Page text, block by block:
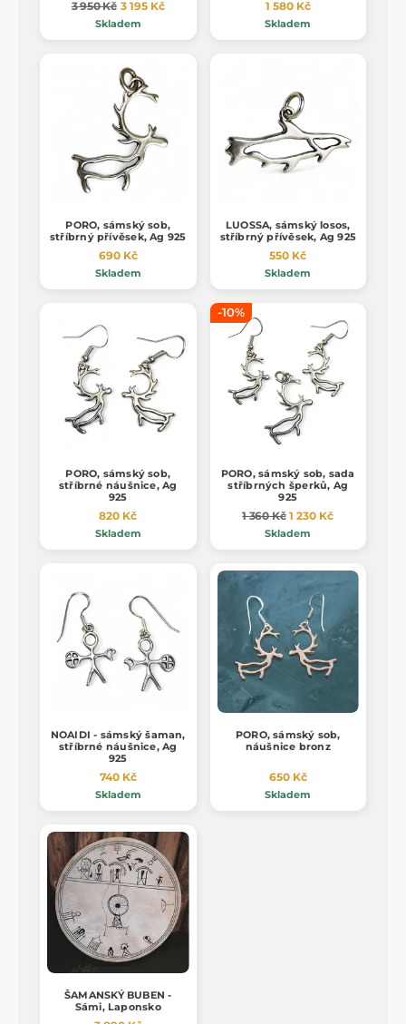
3 950 Kč 3 195 Kč
Skladem
1 580 Kč
Skladem
PORO, sámský sob,
stříbrný přívěsek, Ag 925
690 Kč
Skladem
LUOSSA, sámský losos,
stříbrný přívěsek, Ag 925
550 Kč
Skladem
PORO, sámský sob,
stříbrné náušnice, Ag
925
820 Kč
Skladem
-10%
PORO, sámský sob, sada
stříbrných šperků, Ag
925
1 360 Kč 1 230 Kč
Skladem
NOAIDI - sámský šaman,
stříbrné náušnice, Ag
925
740 Kč
Skladem
PORO, sámský sob,
náušnice bronz
650 Kč
Skladem
ŠAMANSKÝ BUBEN -
Sámi, Laponsko